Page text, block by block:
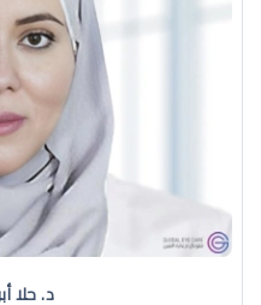
د. حلا